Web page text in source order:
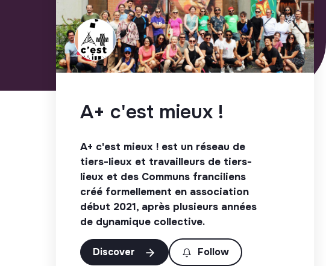
A+ c'est mieux !
A+ c'est mieux ! est un réseau de
tiers-lieux et travailleurs de tiers-
lieux et des Communs franciliens
créé formellement en association
début 2021, après plusieurs années
de dynamique collective.
Discover Follow